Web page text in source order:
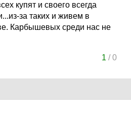
купят и своего всегда
за таких и живем в
Карбышевых среди нас не
1 /0